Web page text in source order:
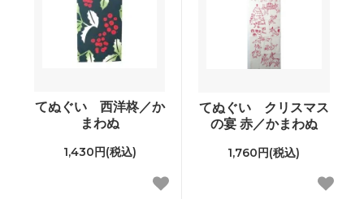
てぬぐい 西洋柊／か
まわぬ
1,430円(税込)
てぬぐい クリスマス
の宴 赤／かまわぬ
1,760円(税込)